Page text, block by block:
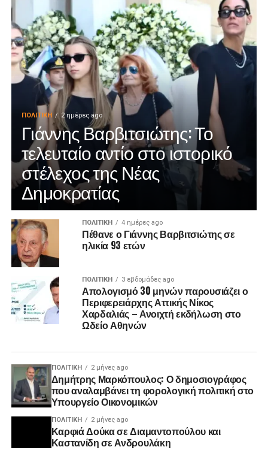
ΠΟΛΙΤΙΚΉ 2 ημέρες ago
Γιάννης Βαρβιτσιώτης: Το
τελευταίο αντίο στο ιστορικό
στέλεχος της Νέας
Δημοκρατίας
ΠΟΛΙΤΙΚΉ 4 ημέρες ago
Πέθανε ο Γιάννης Βαρβιτσιώτης σε
ηλικία 93 ετών
ΠΟΛΙΤΙΚΉ 3 εβδομάδες ago
Απολογισμό 30 μηνών παρουσιάζει ο
Περιφερειάρχης Αττικής Νίκος
Χαρδαλιάς – Ανοιχτή εκδήλωση στο
Ωδείο Αθηνών
ΠΟΛΙΤΙΚΉ 2 μήνες ago
Δημήτρης Μαρκόπουλος: Ο δημοσιογράφος
που αναλαμβάνει τη φορολογική πολιτική στο
Υπουργείο Οικονομικών
ΠΟΛΙΤΙΚΉ 2 μήνες ago
Καρφιά Δούκα σε Διαμαντοπούλου και
Καστανίδη σε Ανδρουλάκη